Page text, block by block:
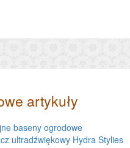
artykuły
baseny ogrodowe
ultradźwiękowy Hydra Stylies